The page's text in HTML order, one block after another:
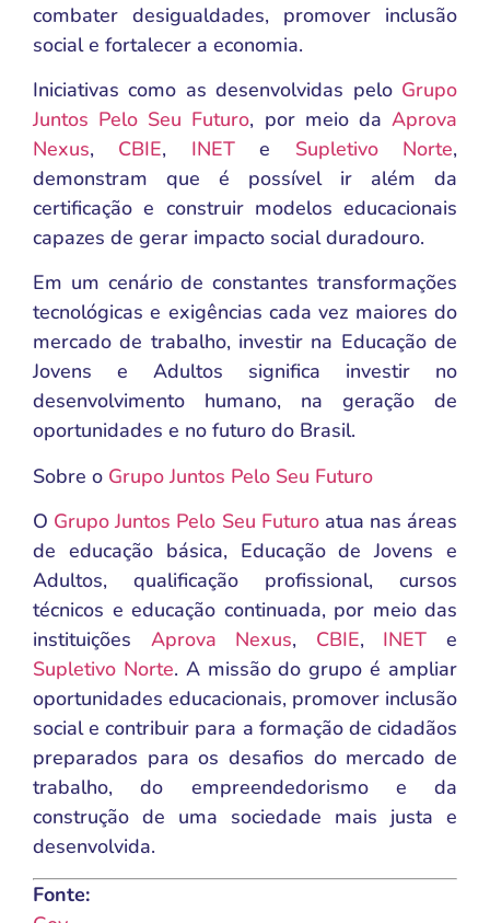
combater desigualdades, promover inclusão
social e fortalecer a economia.
Iniciativas como as desenvolvidas pelo Grupo
Juntos Pelo Seu Futuro, por meio daAprova
Nexus, CBIE, INETe Supletivo Norte,
demonstram que é possível ir além da
certificação e construir modelos educacionais
capazes de gerar impacto social duradouro.
Em um cenário de constantes transformações
tecnológicas e exigências cada vez maiores do
mercado de trabalho, investir na Educação de
Jovens e Adultos significa investir no
desenvolvimento humano, na geração de
oportunidades e no futuro do Brasil.
Sobre o Grupo Juntos Pelo Seu Futuro
O Grupo Juntos Pelo Seu Futuroatua nas áreas
de educação básica, Educação de Jovens e
Adultos, qualificação profissional, cursos
técnicos e educação continuada, por meio das
instituições Aprova Nexus, CBIE, INET e
Supletivo Norte. A missão do grupo é ampliar
oportunidades educacionais, promover inclusão
social e contribuir para a formação de cidadãos
preparados para os desafios do mercado de
trabalho, do empreendedorismo e da
construção de uma sociedade mais justa e
desenvolvida.
Fonte: